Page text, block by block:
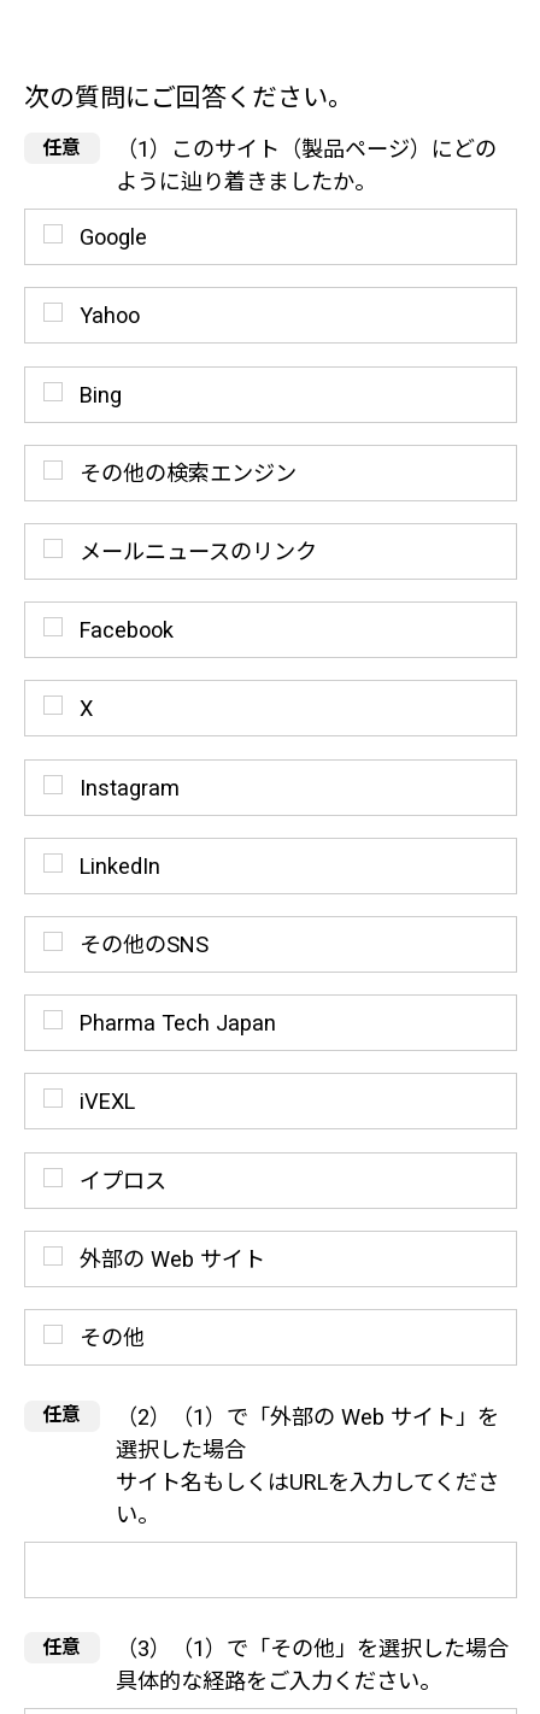
次の質問にご回答ください。
（1）このサイト（製品ページ）にどの
ように辿り着きましたか。
Google
Yahoo
Bing
その他の検索エンジン
メールニュースのリンク
Facebook
X
Instagram
LinkedIn
その他のSNS
Pharma Tech Japan
iVEXL
イプロス
外部の Web サイト
その他
（2）（1）で「外部の Web サイト」を
選択した場合
サイト名もしくはURLを入力してくださ
い。
（3）（1）で「その他」を選択した場合
具体的な経路をご入力ください。